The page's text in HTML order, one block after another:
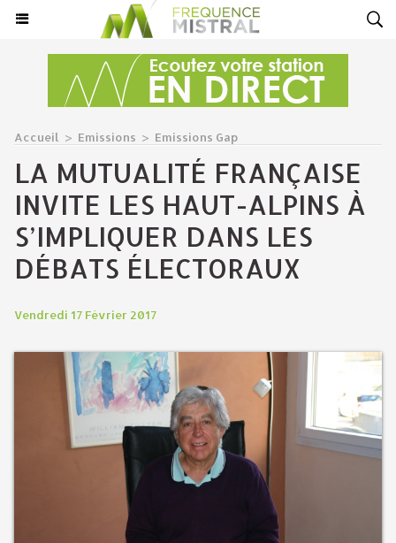
Accueil > Emissions > Emissions Gap
LA MUTUALITÉ FRANÇAISE
INVITE LES HAUT-ALPINS À
S’IMPLIQUER DANS LES
DÉBATS ÉLECTORAUX
Vendredi 17 Février 2017